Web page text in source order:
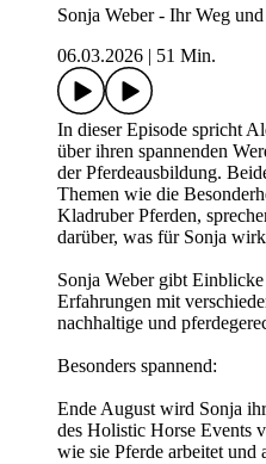
Sonja Weber - Ihr Weg
06.03.2026
51 Min.
In dieser Episode spricht
über ihren spannenden
der Pferdeausbildung.
Themen wie die
Kladruber Pferden,
darüber, was für Sonja
Sonja Weber gibt
Erfahrungen mit
nachhaltige und
Besonders spannend:
Ende August wird Sonja
des Holistic Horse Events
wie sie Pferde arbeitet und